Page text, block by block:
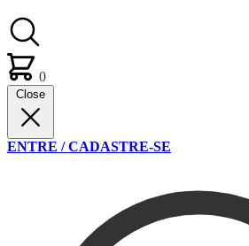
0
Close
ENTRE / CADASTRE-SE